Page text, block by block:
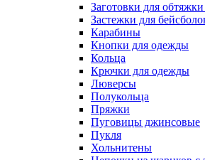
Заготовки для
Застежки для
Карабины
Кнопки для одежды
Кольца
Крючки для одежды
Люверсы
Полукольца
Пряжки
Пуговицы джинсовые
Пукля
Хольнитены